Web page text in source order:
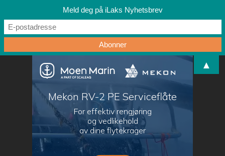
Meld deg på iLaks Nyhetsbrev
▲